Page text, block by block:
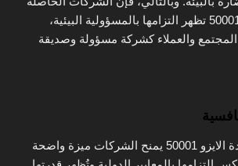
على شهادة الايزو 50001 تظهر التزامها بالمسؤولية البيئية،
المجتمع والعملاء كشركة مسؤولة وصديقة
الحصول على شهادة الايزو 50001 يمنح الشركات ميزة واضحة